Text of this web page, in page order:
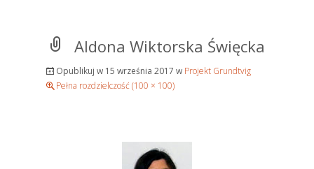
Aldona Wiktorska Święcka
Opublikuj w 15 września 2017 w Projekt Grundtvig
Pełna rozdzielczość (100 × 100)